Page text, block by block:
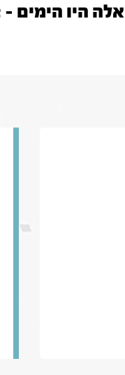
אלה היו הימים - 05.03.22